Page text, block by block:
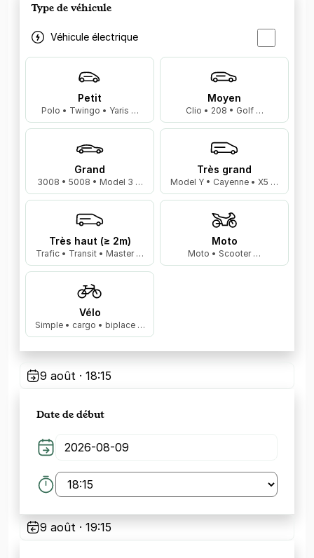
Type de véhicule
Véhicule électrique
Petit
Polo • Twingo • Yaris …
Moyen
Clio • 208 • Golf …
Grand
3008 • 5008 • Model 3 …
Très grand
Model Y • Cayenne • X5 …
Très haut (≥ 2m)
Trafic • Transit • Master …
Moto
Moto • Scooter …
Vélo
Simple • cargo • biplace …
9 août · 18:15
Date de début
9 août · 19:15